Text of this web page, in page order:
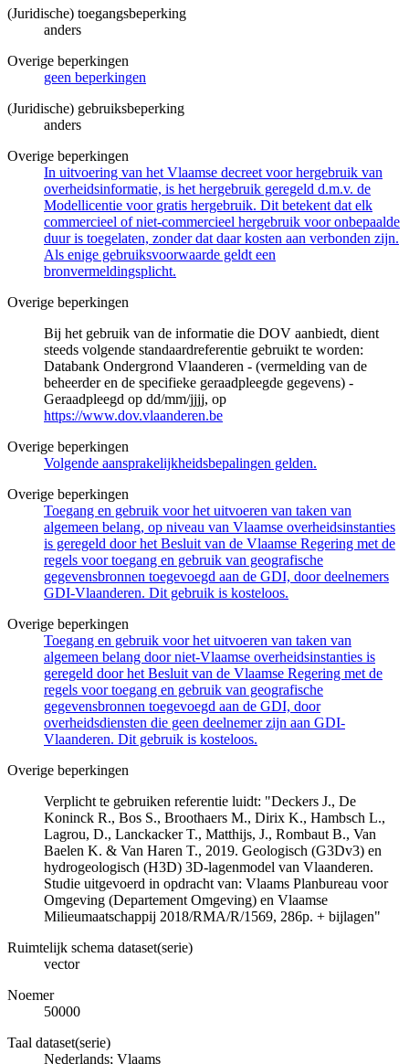
(Juridische) toegangsbeperking
anders
Overige beperkingen
geen beperkingen
(Juridische) gebruiksbeperking
anders
Overige beperkingen
In uitvoering van het Vlaamse decreet voor hergebruik van
overheidsinformatie, is het hergebruik geregeld d.m.v. de
Modellicentie voor gratis hergebruik. Dit betekent dat elk
commercieel of niet-commercieel hergebruik voor onbepaalde
duur is toegelaten, zonder dat daar kosten aan verbonden zijn.
Als enige gebruiksvoorwaarde geldt een
bronvermeldingsplicht.
Overige beperkingen
Bij het gebruik van de informatie die DOV aanbiedt, dient
steeds volgende standaardreferentie gebruikt te worden:
Databank Ondergrond Vlaanderen - (vermelding van de
beheerder en de specifieke geraadpleegde gegevens) -
Geraadpleegd op dd/mm/jjjj, op
https://www.dov.vlaanderen.be
Overige beperkingen
Volgende aansprakelijkheidsbepalingen gelden.
Overige beperkingen
Toegang en gebruik voor het uitvoeren van taken van
algemeen belang, op niveau van Vlaamse overheidsinstanties
is geregeld door het Besluit van de Vlaamse Regering met de
regels voor toegang en gebruik van geografische
gegevensbronnen toegevoegd aan de GDI, door deelnemers
GDI-Vlaanderen. Dit gebruik is kosteloos.
Overige beperkingen
Toegang en gebruik voor het uitvoeren van taken van
algemeen belang door niet-Vlaamse overheidsinstanties is
geregeld door het Besluit van de Vlaamse Regering met de
regels voor toegang en gebruik van geografische
gegevensbronnen toegevoegd aan de GDI, door
overheidsdiensten die geen deelnemer zijn aan GDI-
Vlaanderen. Dit gebruik is kosteloos.
Overige beperkingen
Verplicht te gebruiken referentie luidt: "Deckers J., De
Koninck R., Bos S., Broothaers M., Dirix K., Hambsch L.,
Lagrou, D., Lanckacker T., Matthijs, J., Rombaut B., Van
Baelen K. & Van Haren T., 2019. Geologisch (G3Dv3) en
hydrogeologisch (H3D) 3D-lagenmodel van Vlaanderen.
Studie uitgevoerd in opdracht van: Vlaams Planbureau voor
Omgeving (Departement Omgeving) en Vlaamse
Milieumaatschappij 2018/RMA/R/1569, 286p. + bijlagen"
Ruimtelijk schema dataset(serie)
vector
Noemer
50000
Taal dataset(serie)
Nederlands; Vlaams